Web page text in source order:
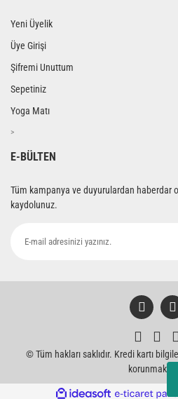
Yeni Üyelik
Üye Girişi
Şifremi Unuttum
Sepetiniz
Yoga Matı
>
E-BÜLTEN
Tüm kampanya ve duyurulardan haberdar
kaydolunuz.
© Tüm hakları saklıdır. Kredi kartı
ideasoft